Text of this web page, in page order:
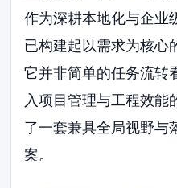
作为深耕本地化与企业
已构建起以需求为核心
它并非简单的任务流转
入项目管理与工程效能
了一套兼具全局视野与
案。